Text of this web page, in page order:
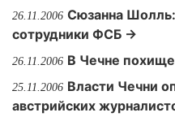
26.11.2006 Сюзанна
сотрудники ФСБ →
26.11.2006 В Чечне
25.11.2006 Власти Чечни
австрийских